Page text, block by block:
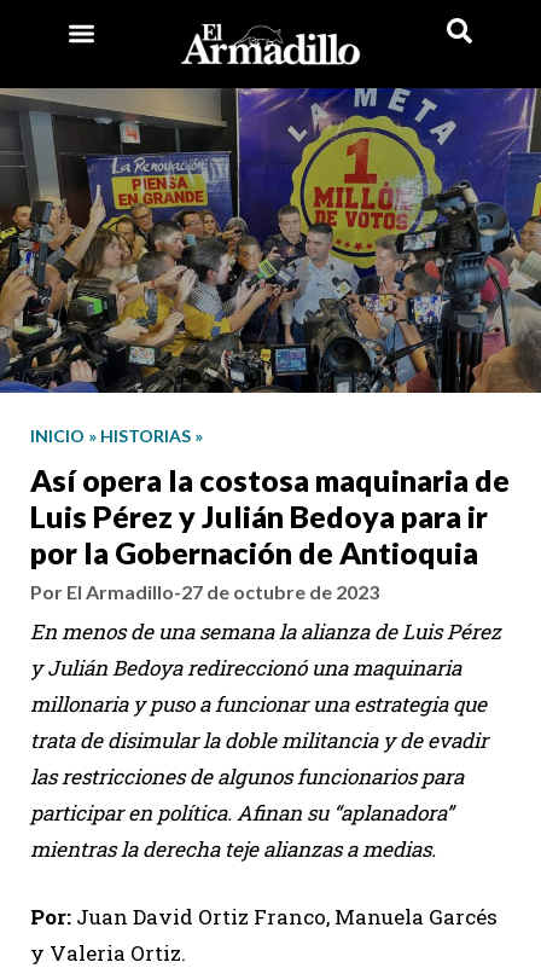
INICIO » HISTORIAS »
Así opera la costosa maquinaria de
Luis Pérez y Julián Bedoya para ir
por la Gobernación de Antioquia
Por El Armadillo-27 de octubre de 2023
En menos de una semana la alianza de Luis Pérez
y Julián Bedoya redireccionó una maquinaria
millonaria y puso a funcionar una estrategia que
trata de disimular la doble militancia y de evadir
las restricciones de algunos funcionarios para
participar en política. Afinan su “aplanadora”
mientras la derecha teje alianzas a medias.
Por: Juan David Ortiz Franco, Manuela Garcés
y Valeria Ortiz.